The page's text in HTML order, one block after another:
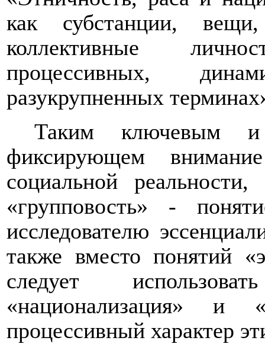
как субстанции,
коллективные
процессивных,
разукрупненных
Таким ключевым и
фиксирующем
социальной реальности,
«групповость» -
исследователю
также вместо понятий
следует
«национализация» и
процессивный характер